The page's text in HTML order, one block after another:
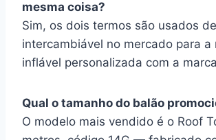
mesma coisa?
Sim, os dois termos são usados
intercambiável no mercado para a
inflável personalizada com a
Qual o tamanho do balão
O modelo mais vendido é o Roof